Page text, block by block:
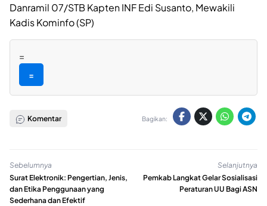
Danramil 07/STB Kapten INF Edi Susanto, Mewakili
Kadis Kominfo (SP)
=
=
Komentar Bagikan:
Sebelumnya
Surat Elektronik: Pengertian, Jenis,
dan Etika Penggunaan yang
Sederhana dan Efektif
Selanjutnya
Pemkab Langkat Gelar Sosialisasi
Peraturan UU Bagi ASN